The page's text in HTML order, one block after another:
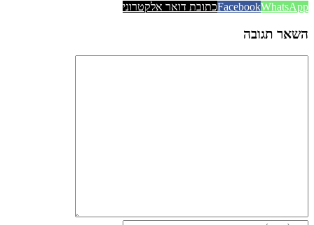
FacebookWhatsApp כתובת דואר אלקטרוני
השאר תגובה